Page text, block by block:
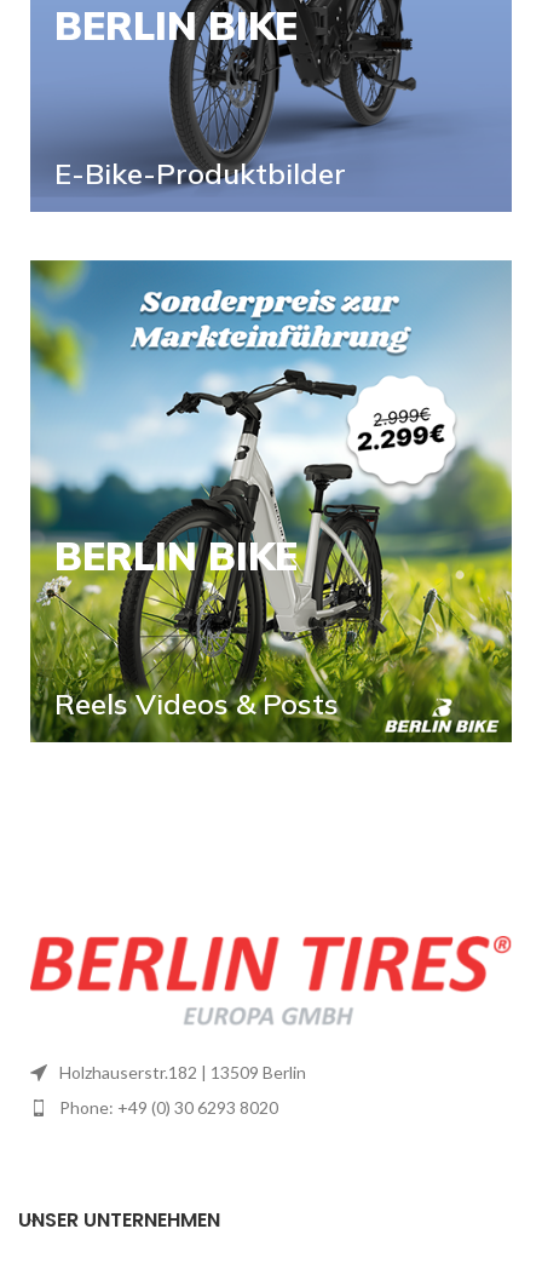
E-Bike-Produktbilder
BERLIN BIKE
Reels Videos & Posts
BERLIN BIKE
Holzhauserstr.182 | 13509 Berlin
Phone: +49 (0) 30 6293 8020
UNSER UNTERNEHMEN